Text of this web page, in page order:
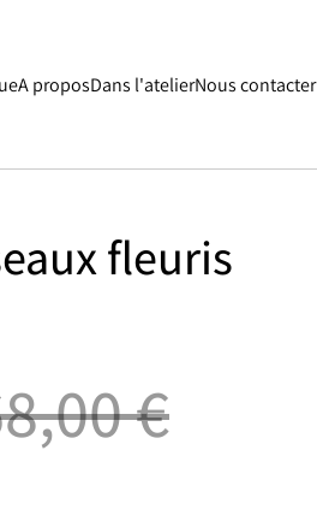
A proposDans l'atelierNous contacter
fleuris
€